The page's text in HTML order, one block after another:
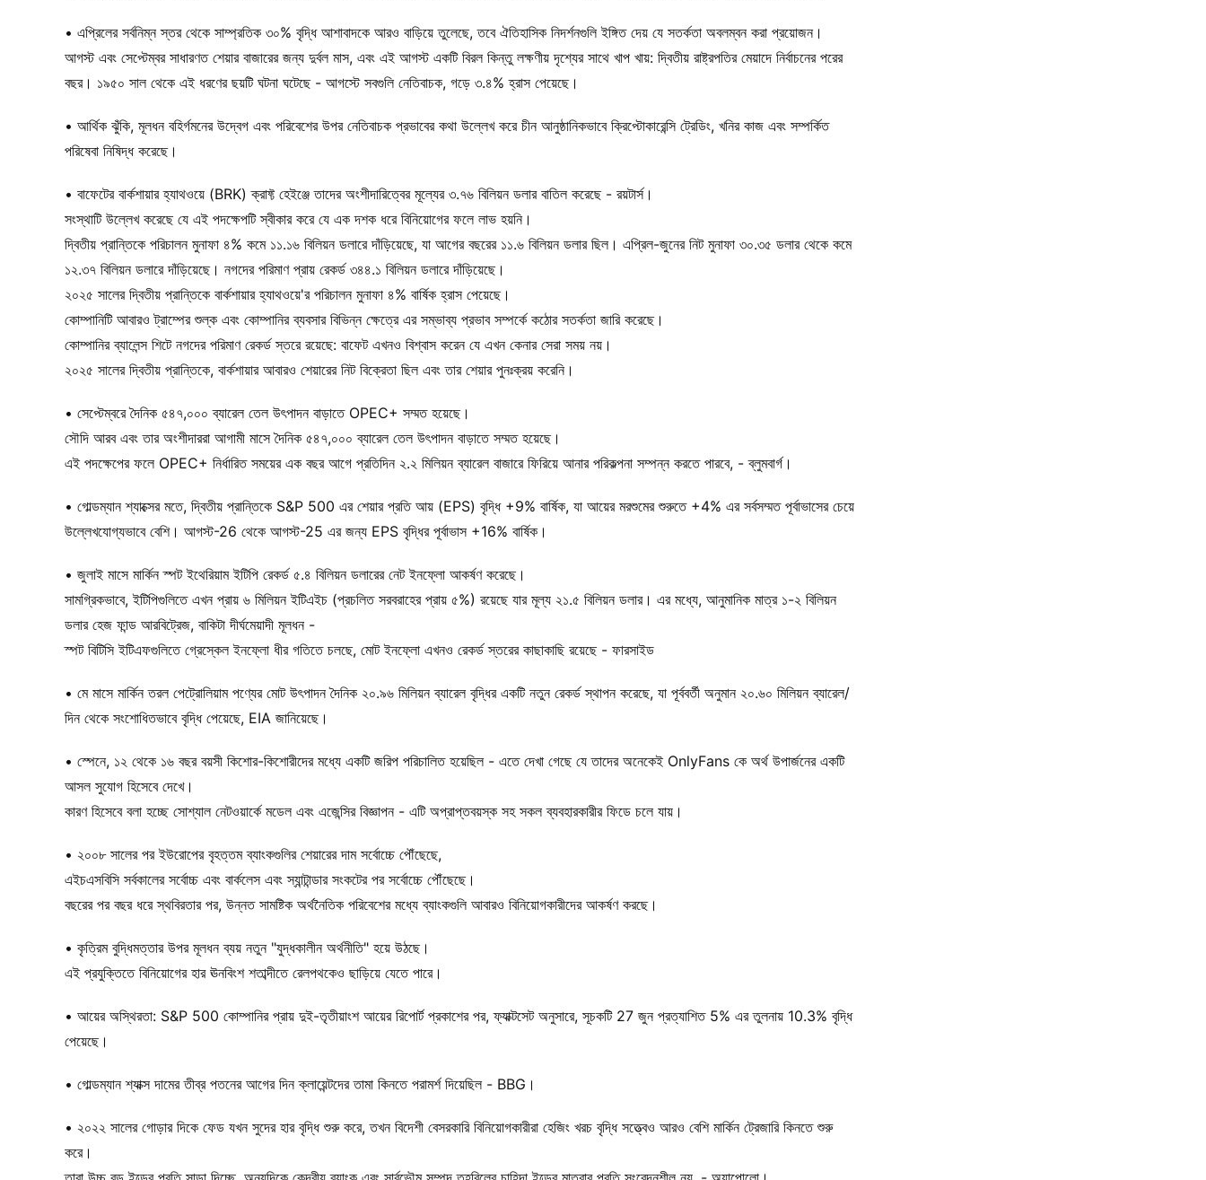
• এপ্রিলের সর্বনিম্ন স্তর থেকে সাম্প্রতিক ৩০% বৃদ্ধি আশাবাদকে আরও বাড়িয়ে তুলেছে, তবে ঐতিহাসিক নিদর্শনগুলি ইঙ্গিত দেয় যে সতর্কতা অবলম্বন করা প্রয়োজন।
আগস্ট এবং সেপ্টেম্বর সাধারণত শেয়ার বাজারের জন্য দুর্বল মাস, এবং এই আগস্ট একটি বিরল কিন্তু লক্ষণীয় দৃশ্যের সাথে খাপ খায়: দ্বিতীয় রাষ্ট্রপতির মেয়াদে নির্বাচনের পরের
বছর। ১৯৫০ সাল থেকে এই ধরণের ছয়টি ঘটনা ঘটেছে - আগস্টে সবগুলি নেতিবাচক, গড়ে ৩.৪% হ্রাস পেয়েছে।
• আর্থিক ঝুঁকি, মূলধন বহির্গমনের উদ্বেগ এবং পরিবেশের উপর নেতিবাচক প্রভাবের কথা উল্লেখ করে চীন আনুষ্ঠানিকভাবে ক্রিপ্টোকারেন্সি ট্রেডিং, খনির কাজ এবং সম্পর্কিত
পরিষেবা নিষিদ্ধ করেছে।
• বাফেটের বার্কশায়ার হ্যাথওয়ে (BRK) ক্রাফ্ট হেইঞ্জে তাদের অংশীদারিত্বের মূল্যের ৩.৭৬ বিলিয়ন ডলার বাতিল করেছে - রয়টার্স।
সংস্থাটি উল্লেখ করেছে যে এই পদক্ষেপটি স্বীকার করে যে এক দশক ধরে বিনিয়োগের ফলে লাভ হয়নি।
দ্বিতীয় প্রান্তিকে পরিচালন মুনাফা ৪% কমে ১১.১৬ বিলিয়ন ডলারে দাঁড়িয়েছে, যা আগের বছরের ১১.৬ বিলিয়ন ডলার ছিল। এপ্রিল-জুনের নিট মুনাফা ৩০.৩৫ ডলার থেকে কমে
১২.৩৭ বিলিয়ন ডলারে দাঁড়িয়েছে। নগদের পরিমাণ প্রায় রেকর্ড ৩৪৪.১ বিলিয়ন ডলারে দাঁড়িয়েছে।
২০২৫ সালের দ্বিতীয় প্রান্তিকে বার্কশায়ার হ্যাথওয়ে'র পরিচালন মুনাফা ৪% বার্ষিক হ্রাস পেয়েছে।
কোম্পানিটি আবারও ট্রাম্পের শুল্ক এবং কোম্পানির ব্যবসার বিভিন্ন ক্ষেত্রে এর সম্ভাব্য প্রভাব সম্পর্কে কঠোর সতর্কতা জারি করেছে।
কোম্পানির ব্যালেন্স শিটে নগদের পরিমাণ রেকর্ড স্তরে রয়েছে: বাফেট এখনও বিশ্বাস করেন যে এখন কেনার সেরা সময় নয়।
২০২৫ সালের দ্বিতীয় প্রান্তিকে, বার্কশায়ার আবারও শেয়ারের নিট বিক্রেতা ছিল এবং তার শেয়ার পুনঃক্রয় করেনি।
• সেপ্টেম্বরে দৈনিক ৫৪৭,০০০ ব্যারেল তেল উৎপাদন বাড়াতে OPEC+ সম্মত হয়েছে।
সৌদি আরব এবং তার অংশীদাররা আগামী মাসে দৈনিক ৫৪৭,০০০ ব্যারেল তেল উৎপাদন বাড়াতে সম্মত হয়েছে।
এই পদক্ষেপের ফলে OPEC+ নির্ধারিত সময়ের এক বছর আগে প্রতিদিন ২.২ মিলিয়ন ব্যারেল বাজারে ফিরিয়ে আনার পরিকল্পনা সম্পন্ন করতে পারবে, - ব্লুমবার্গ।
• গোল্ডম্যান শ্যাক্সের মতে, দ্বিতীয় প্রান্তিকে S&P 500 এর শেয়ার প্রতি আয় (EPS) বৃদ্ধি +9% বার্ষিক, যা আয়ের মরশুমের শুরুতে +4% এর সর্বসম্মত পূর্বাভাসের চেয়ে
উল্লেখযোগ্যভাবে বেশি। আগস্ট-26 থেকে আগস্ট-25 এর জন্য EPS বৃদ্ধির পূর্বাভাস +16% বার্ষিক।
• জুলাই মাসে মার্কিন স্পট ইথেরিয়াম ইটিপি রেকর্ড ৫.৪ বিলিয়ন ডলারের নেট ইনফ্লো আকর্ষণ করেছে।
সামগ্রিকভাবে, ইটিপিগুলিতে এখন প্রায় ৬ মিলিয়ন ইটিএইচ (প্রচলিত সরবরাহের প্রায় ৫%) রয়েছে যার মূল্য ২১.৫ বিলিয়ন ডলার। এর মধ্যে, আনুমানিক মাত্র ১-২ বিলিয়ন
ডলার হেজ ফান্ড আরবিট্রেজ, বাকিটা দীর্ঘমেয়াদী মূলধন -
স্পট বিটিসি ইটিএফগুলিতে গ্রেস্কেল ইনফ্লো ধীর গতিতে চলছে, মোট ইনফ্লো এখনও রেকর্ড স্তরের কাছাকাছি রয়েছে - ফারসাইড
• মে মাসে মার্কিন তরল পেট্রোলিয়াম পণ্যের মোট উৎপাদন দৈনিক ২০.৯৬ মিলিয়ন ব্যারেল বৃদ্ধির একটি নতুন রেকর্ড স্থাপন করেছে, যা পূর্ববর্তী অনুমান ২০.৬০ মিলিয়ন ব্যারেল/
দিন থেকে সংশোধিতভাবে বৃদ্ধি পেয়েছে, EIA জানিয়েছে।
• স্পেনে, ১২ থেকে ১৬ বছর বয়সী কিশোর-কিশোরীদের মধ্যে একটি জরিপ পরিচালিত হয়েছিল - এতে দেখা গেছে যে তাদের অনেকেই OnlyFans কে অর্থ উপার্জনের একটি
আসল সুযোগ হিসেবে দেখে।
কারণ হিসেবে বলা হচ্ছে সোশ্যাল নেটওয়ার্কে মডেল এবং এজেন্সির বিজ্ঞাপন - এটি অপ্রাপ্তবয়স্ক সহ সকল ব্যবহারকারীর ফিডে চলে যায়।
• ২০০৮ সালের পর ইউরোপের বৃহত্তম ব্যাংকগুলির শেয়ারের দাম সর্বোচ্চে পৌঁছেছে,
এইচএসবিসি সর্বকালের সর্বোচ্চ এবং বার্কলেস এবং স্যান্টান্ডার সংকটের পর সর্বোচ্চে পৌঁছেছে।
বছরের পর বছর ধরে স্থবিরতার পর, উন্নত সামষ্টিক অর্থনৈতিক পরিবেশের মধ্যে ব্যাংকগুলি আবারও বিনিয়োগকারীদের আকর্ষণ করছে।
• কৃত্রিম বুদ্ধিমত্তার উপর মূলধন ব্যয় নতুন "যুদ্ধকালীন অর্থনীতি" হয়ে উঠছে।
এই প্রযুক্তিতে বিনিয়োগের হার ঊনবিংশ শতাব্দীতে রেলপথকেও ছাড়িয়ে যেতে পারে।
• আয়ের অস্থিরতা: S&P 500 কোম্পানির প্রায় দুই-তৃতীয়াংশ আয়ের রিপোর্ট প্রকাশের পর, ফ্যাক্টসেট অনুসারে, সূচকটি 27 জুন প্রত্যাশিত 5% এর তুলনায় 10.3% বৃদ্ধি
পেয়েছে।
• গোল্ডম্যান শ্যাক্স দামের তীব্র পতনের আগের দিন ক্লায়েন্টদের তামা কিনতে পরামর্শ দিয়েছিল - BBG।
• ২০২২ সালের গোড়ার দিকে ফেড যখন সুদের হার বৃদ্ধি শুরু করে, তখন বিদেশী বেসরকারি বিনিয়োগকারীরা হেজিং খরচ বৃদ্ধি সত্ত্বেও আরও বেশি মার্কিন ট্রেজারি কিনতে শুরু
করে।